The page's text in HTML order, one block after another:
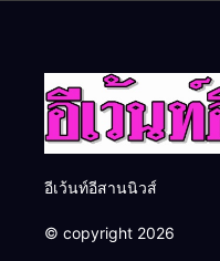
อีเว้นท์อีสานนิวส์
© copyright 2026